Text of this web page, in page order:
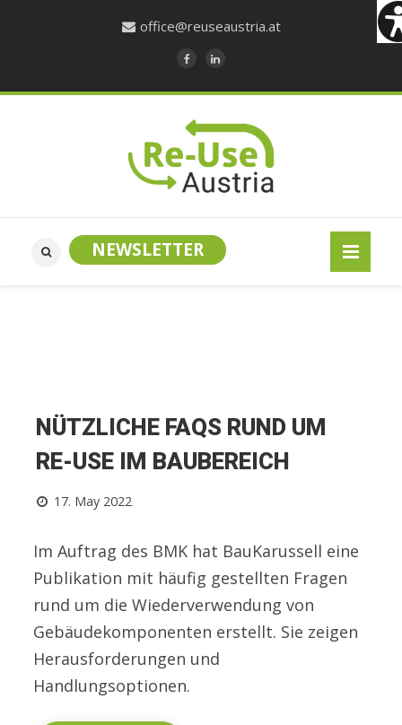
office@reuseaustria.at
NEWSLETTER
NÜTZLICHE FAQS RUND UM
RE-USE IM BAUBEREICH
17. May 2022
Im Auftrag des BMK hat BauKarussell eine
Publikation mit häufig gestellten Fragen
rund um die Wiederverwendung von
Gebäudekomponenten erstellt. Sie zeigen
Herausforderungen und
Handlungsoptionen.